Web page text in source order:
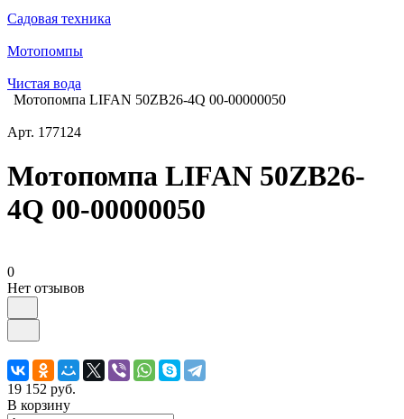
Садовая техника
Мотопомпы
Чистая вода
Мотопомпа LIFAN 50ZB26-4Q 00-00000050
Арт. 177124
Мотопомпа LIFAN 50ZB26-
4Q 00-00000050
0
Нет отзывов
19 152 руб.
В корзину